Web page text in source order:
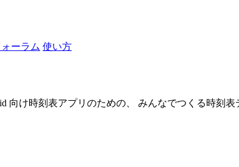
ーラム 使い方
向け時刻表アプリのための、 みんなでつくる時刻表